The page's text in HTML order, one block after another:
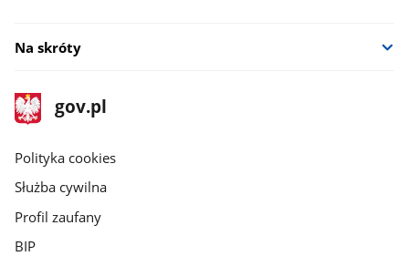
Na skróty
stopka
gov.pl
Strona
gov.pl
gov.pl
Polityka cookies
Służba cywilna
Profil zaufany
BIP